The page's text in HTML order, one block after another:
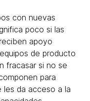
con nuevas
poco si las
apoyo
de producto
fracasar si no se
para
les da acceso a la